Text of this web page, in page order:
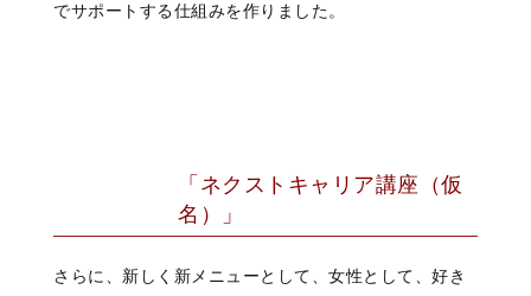
でサポートする仕組みを作りました。
「ネクストキャリア講座（仮
名）」
さらに、新しく新メニューとして、女性として、好き